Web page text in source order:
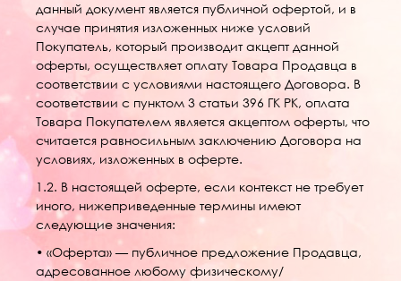
данный документ является публичной офертой, и в
случае принятия изложенных ниже условий
Покупатель, который производит акцепт данной
оферты, осуществляет оплату Товара Продавца в
соответствии с условиями настоящего Договора. В
соответствии с пунктом 3 статьи 396 ГК РК, оплата
Товара Покупателем является акцептом оферты, что
считается равносильным заключению Договора на
условиях, изложенных в оферте.
1.2. В настоящей оферте, если контекст не требует
иного, нижеприведенные термины имеют
следующие значения:
• «Оферта» — публичное предложение Продавца,
адресованное любому физическому/